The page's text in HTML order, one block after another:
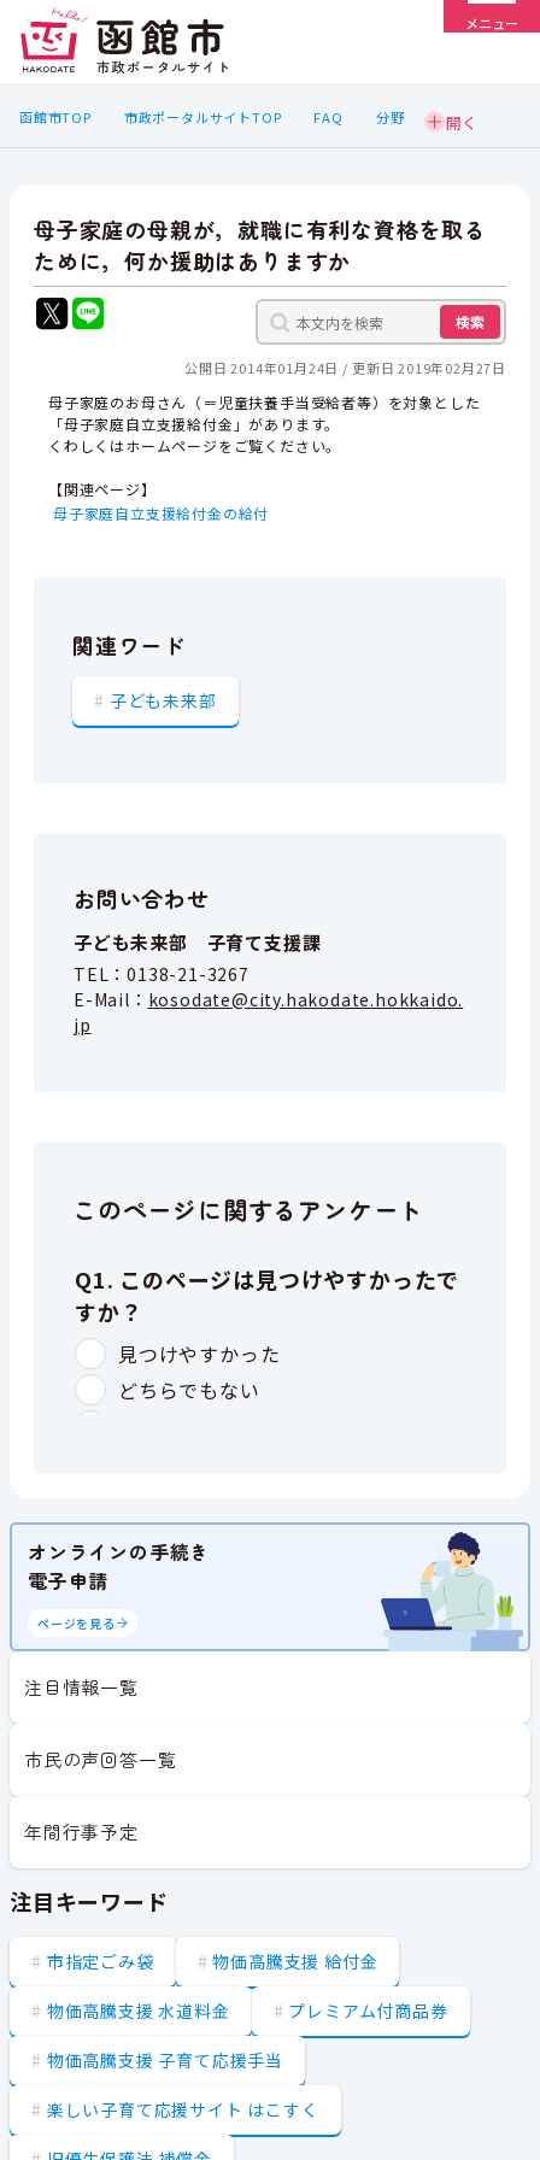
メニュー
函館市TOP 市政ポータルサイトTOP FAQ 分野
母子家庭の母親が，就職に有利な資格を取る
ために，何か援助はありますか
検索
公開日 2014年01月24日 更新日 2019年02月27日
母子家庭のお母さん（＝児童扶養手当受給者等）を対象とした
「母子家庭自立支援給付金」があります。
くわしくはホームページをご覧ください。
【関連ページ】
母子家庭自立支援給付金の給付
関連ワード
子ども未来部
お問い合わせ
子ども未来部 子育て支援課
TEL：0138-21-3267
E-Mail： kosodate@city.hakodate.hokkaido.
jp
このページに関するアンケート
オンラインの手続き
電子申請
ページを見る
注目情報一覧
市民の声回答一覧
年間行事予定
注目キーワード
市指定ごみ袋 物価高騰支援 給付金
物価高騰支援 水道料金 プレミアム付商品券
物価高騰支援 子育て応援手当
楽しい子育て応援サイト はこすく